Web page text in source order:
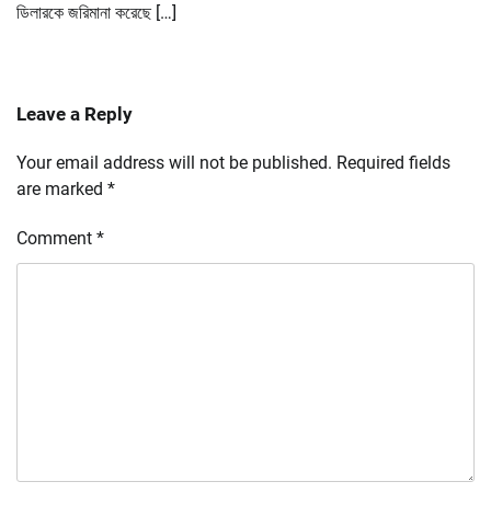
ডিলারকে জরিমানা করেছে […]
Leave a Reply
Your email address will not be published. Required fields
are marked *
Comment *